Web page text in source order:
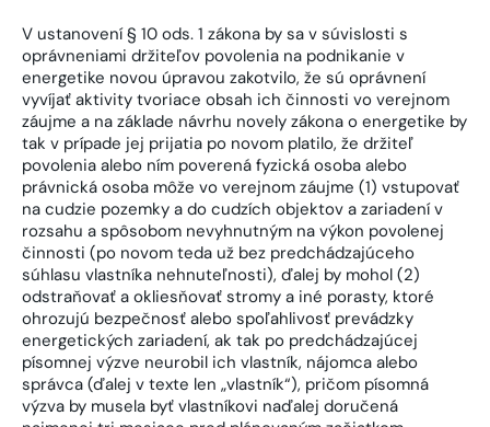
V ustanovení § 10 ods. 1 zákona by sa v súvislosti s
oprávneniami držiteľov povolenia na podnikanie v
energetike novou úpravou zakotvilo, že sú oprávnení
vyvíjať aktivity tvoriace obsah ich činnosti vo verejnom
záujme a na základe návrhu novely zákona o energetike by
tak v prípade jej prijatia po novom platilo, že držiteľ
povolenia alebo ním poverená fyzická osoba alebo
právnická osoba môže vo verejnom záujme (1) vstupovať
na cudzie pozemky a do cudzích objektov a zariadení v
rozsahu a spôsobom nevyhnutným na výkon povolenej
činnosti (po novom teda už bez predchádzajúceho
súhlasu vlastníka nehnuteľnosti), ďalej by mohol (2)
odstraňovať a okliesňovať stromy a iné porasty, ktoré
ohrozujú bezpečnosť alebo spoľahlivosť prevádzky
energetických zariadení, ak tak po predchádzajúcej
písomnej výzve neurobil ich vlastník, nájomca alebo
správca (ďalej v texte len „vlastník“), pričom písomná
výzva by musela byť vlastníkovi naďalej doručená